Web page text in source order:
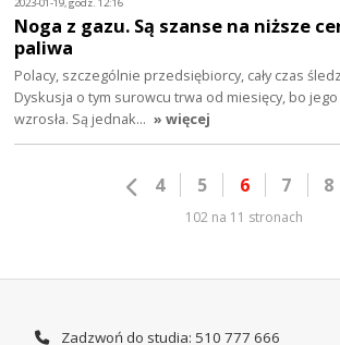
Noga z gazu. Są szanse na niższe
paliwa
Polacy, szczególnie przedsiębiorcy, cały czas
Dyskusja o tym surowcu trwa od miesięcy, bo
wzrosła. Są jednak… » więcej
4 5 6 7 8
102 na 11 stronach
Zadzwoń do studia: 510 777 666